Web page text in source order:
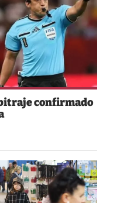
confirmado